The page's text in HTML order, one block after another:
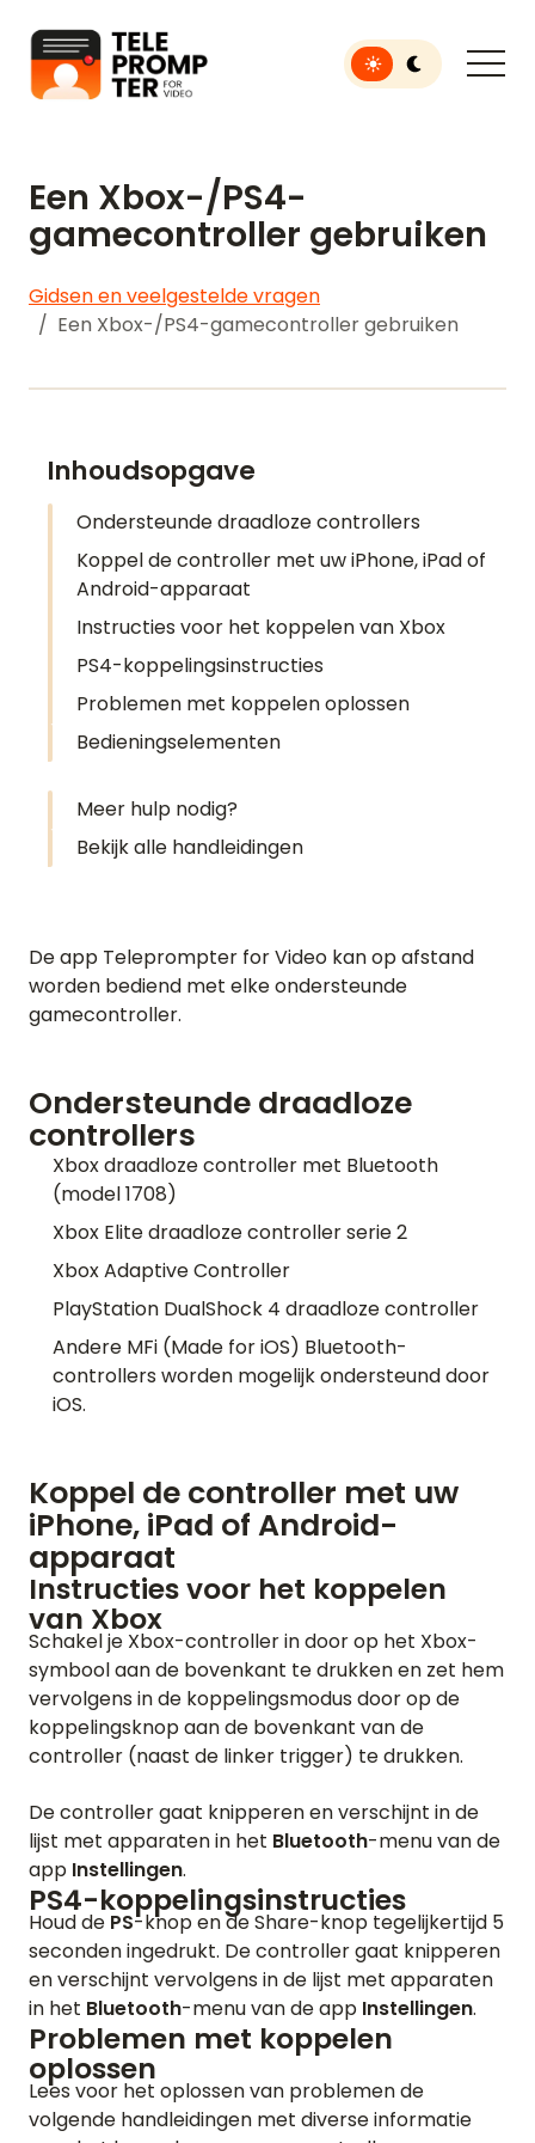
Teleprompter voor video
Toggle light or dark
HOME
Een Xbox-/PS4-
gamecontroller gebruiken
Gidsen en veelgestelde vragen
Een Xbox-/PS4-gamecontroller gebruiken
Inhoudsopgave
Ondersteunde draadloze controllers
Koppel de controller met uw iPhone, iPad of
Android-apparaat
Instructies voor het koppelen van Xbox
PS4-koppelingsinstructies
Problemen met koppelen oplossen
Bedieningselementen
Meer hulp nodig?
Bekijk alle handleidingen
De app Teleprompter for Video kan op afstand
worden bediend met elke ondersteunde
gamecontroller.
Ondersteunde draadloze
controllers
Xbox draadloze controller met Bluetooth
(model 1708)
Xbox Elite draadloze controller serie 2
Xbox Adaptive Controller
PlayStation DualShock 4 draadloze controller
Andere MFi (Made for iOS) Bluetooth-
controllers worden mogelijk ondersteund door
iOS.
Koppel de controller met uw
iPhone, iPad of Android-
apparaat
Instructies voor het koppelen
van Xbox
Schakel je Xbox-controller in door op het Xbox-
symbool aan de bovenkant te drukken en zet hem
vervolgens in de koppelingsmodus door op de
koppelingsknop aan de bovenkant van de
controller (naast de linker trigger) te drukken.
De controller gaat knipperen en verschijnt in de
lijst met apparaten in het Bluetooth-menu van de
app Instellingen.
PS4-koppelingsinstructies
Houd de PS-knop en de Share-knop tegelijkertijd 5
seconden ingedrukt. De controller gaat knipperen
en verschijnt vervolgens in de lijst met apparaten
in het Bluetooth-menu van de app Instellingen.
Problemen met koppelen
oplossen
Lees voor het oplossen van problemen de
volgende handleidingen met diverse informatie